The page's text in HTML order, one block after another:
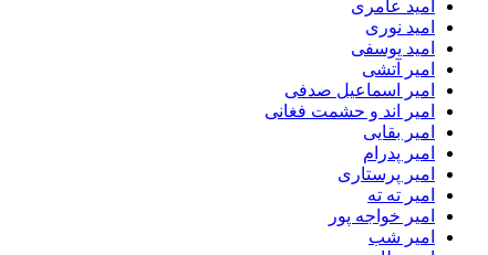
امید عامری
امید نوری
امید یوسفی
امیر آتشی
امیر اسماعیل صدفی
امیر اند و حشمت فغانی
امیر بقایی
امیر پدرام
امیر پرستاری
امیر ته ته
امیر خواجه پور
امیر شب